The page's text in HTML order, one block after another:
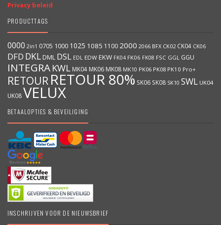
Privacy beleid
PRODUCTTAGS
0000 2in1 0705 1000 1025 1085 1100 2000 2066 BFX CK02 CK04 CK06
DFD DKL DML DSL EDL EDW EKW FK04 FK06 FK08 FSC GGL GGU
INTEGRA KWL MK04 MK06 MK08 MK10 PK06 PK08 PK10 Pro+
RETOUR RETOUR 80% SK06 SK08 SK10 SWL UK04
UK08VELUX
BETAALOPTIES & BEVEILIGING
INSCHRIJVEN VOOR DE NIEUWSBRIEF